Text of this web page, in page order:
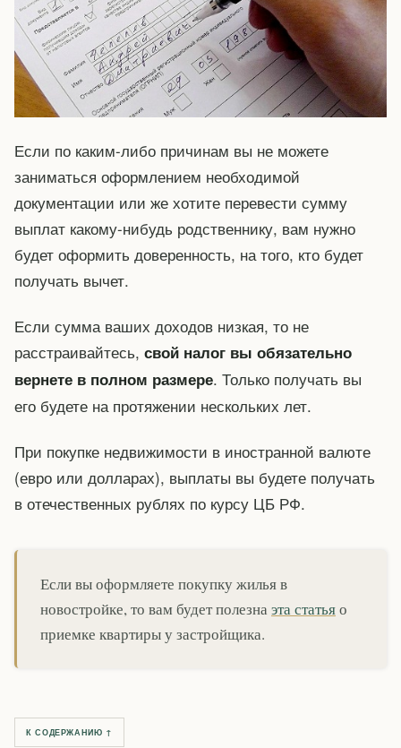
Если по каким-либо причинам вы не можете
заниматься оформлением необходимой
документации или же хотите перевести сумму
выплат какому-нибудь родственнику, вам нужно
будет оформить доверенность, на того, кто будет
получать вычет.
Если сумма ваших доходов низкая, то не
расстраивайтесь, свой налог вы обязательно
вернете в полном размере. Только получать вы
его будете на протяжении нескольких лет.
При покупке недвижимости в иностранной валюте
(евро или долларах), выплаты вы будете получать
в отечественных рублях по курсу ЦБ РФ.
Если вы оформляете покупку жилья в
новостройке, то вам будет полезна эта статьяо
приемке квартиры у застройщика.
К СОДЕРЖАНИЮ ↑